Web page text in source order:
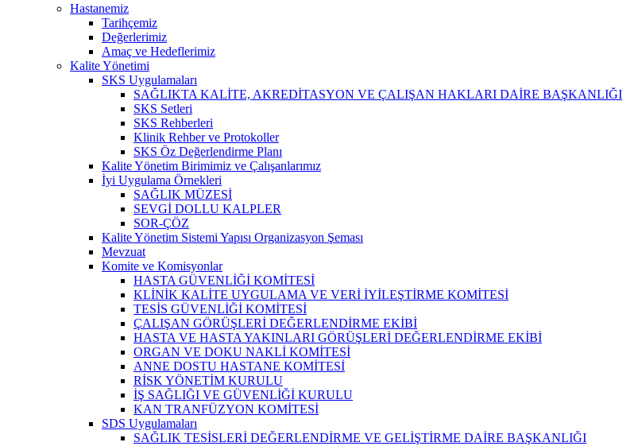
Hastanemiz
Tarihçemiz
Değerlerimiz
Amaç ve Hedeflerimiz
Kalite Yönetimi
SKS Uygulamaları
SAĞLIKTA KALİTE, AKREDİTASYON VE ÇALIŞAN HAKLARI DAİRE BAŞKANLIĞI
SKS Setleri
SKS Rehberleri
Klinik Rehber ve Protokoller
SKS Öz Değerlendirme Planı
Kalite Yönetim Birimimiz ve Çalışanlarımız
İyi Uygulama Örnekleri
SAĞLIK MÜZESİ
SEVGİ DOLLU KALPLER
SOR-ÇÖZ
Kalite Yönetim Sistemi Yapısı Organizasyon Şeması
Mevzuat
Komite ve Komisyonlar
HASTA GÜVENLİĞİ KOMİTESİ
KLİNİK KALİTE UYGULAMA VE VERİ İYİLEŞTİRME KOMİTESİ
TESİS GÜVENLİĞİ KOMİTESİ
ÇALIŞAN GÖRÜŞLERİ DEĞERLENDİRME EKİBİ
HASTA VE HASTA YAKINLARI GÖRÜŞLERİ DEĞERLENDİRME EKİBİ
ORGAN VE DOKU NAKLİ KOMİTESİ
ANNE DOSTU HASTANE KOMİTESİ
RİSK YÖNETİM KURULU
İŞ SAĞLIĞI VE GÜVENLİĞİ KURULU
KAN TRANFÜZYON KOMİTESİ
SDS Uygulamaları
SAĞLIK TESİSLERİ DEĞERLENDİRME VE GELİŞTİRME DAİRE BAŞKANLIĞI